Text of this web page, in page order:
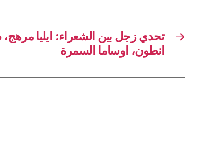
→
تحدي زجل بين الشعراء: ايليا مرهج،
انطون، اوساما السمرة